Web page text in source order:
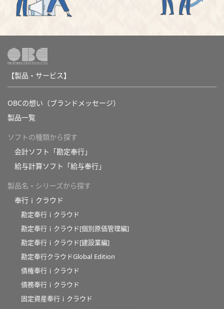
【製品・サービス】
OBCの想い（ブランドメッセージ）
製品一覧
ソフトの種類から探す
会計ソフト「勘定奉行」
給与計算ソフト「給与奉行」
製品名・シリーズから探す
奉行ｉクラウド
勘定奉行ｉクラウド
勘定奉行ｉクラウド[個別原価管理編]
勘定奉行ｉクラウド[建設業編]
勘定奉行クラウドGlobal Edition
債権奉行ｉクラウド
債務奉行ｉクラウド
固定資産奉行ｉクラウド